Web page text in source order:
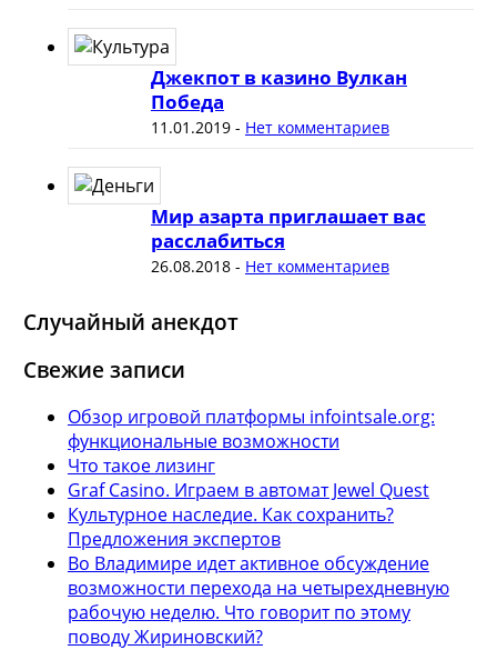
Джекпот в казино Вулкан
Победа
11.01.2019- Нет комментариев
Мир азарта приглашает вас
расслабиться
26.08.2018- Нет комментариев
Случайный анекдот
Свежие записи
Обзор игровой платформы infointsale.org:
функциональные возможности
Что такое лизинг
Graf Casino. Играем в автомат Jewel Quest
Культурное наследие. Как сохранить?
Предложения экспертов
Во Владимире идет активное обсуждение
возможности перехода на четырехдневную
рабочую неделю. Что говорит по этому
поводу Жириновский?